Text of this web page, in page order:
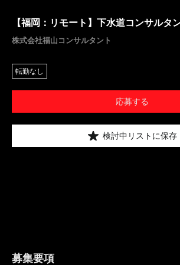
【福岡：リモート】下水道コンサルタ
株式会社福山コンサルタント
転勤なし
応募する
検討中リストに保存
募集要項